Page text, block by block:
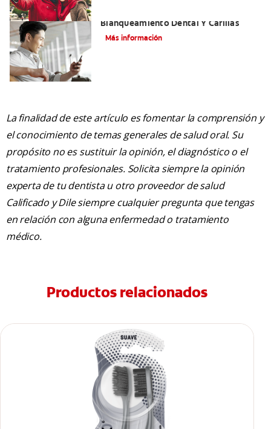
Blanqueamiento Dental Y Carillas
Más información
La finalidad de este artículo es fomentar la comprensión y
el conocimiento de temas generales de salud oral. Su
propósito no es sustituir la opinión, el diagnóstico o el
tratamiento profesionales. Solicita siempre la opinión
experta de tu dentista u otro proveedor de salud
Calificado y Dile siempre cualquier pregunta que tengas
en relación con alguna enfermedad o tratamiento
médico.
Productos relacionados